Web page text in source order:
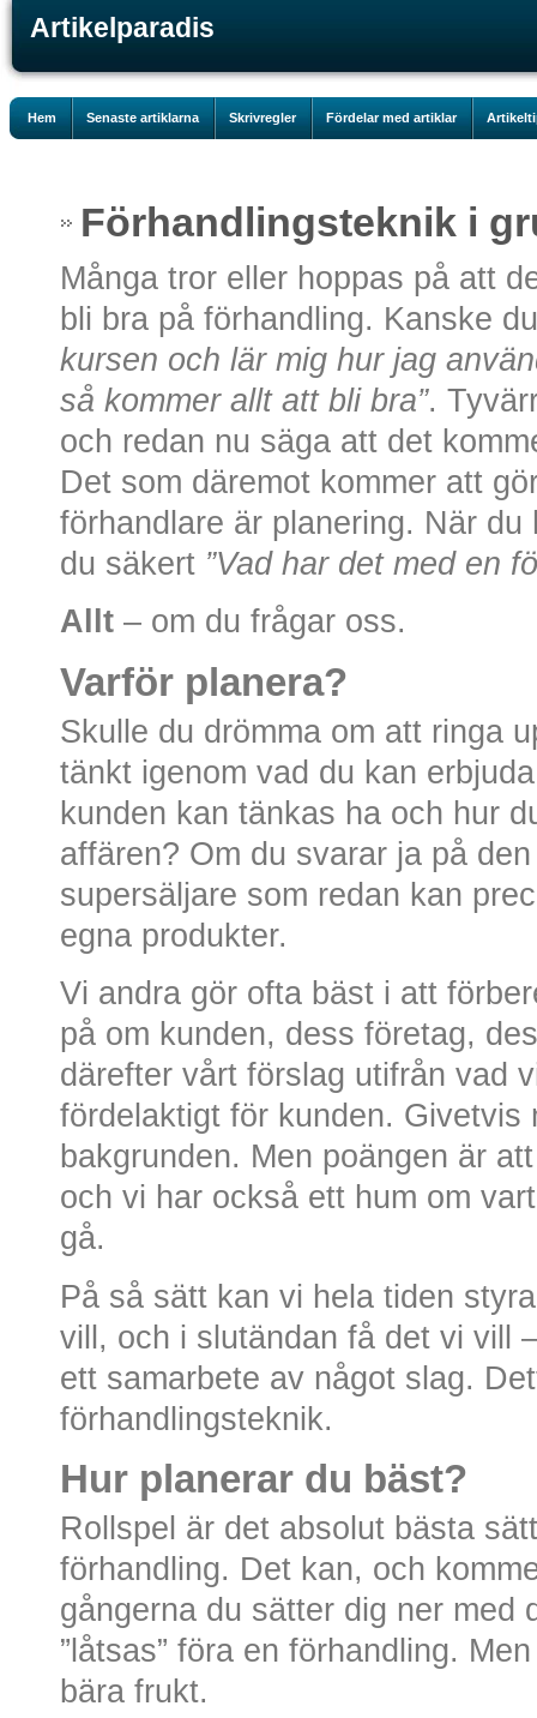
Artikelparadis
Hem Senaste artiklarna Skrivregler Fördelar med artiklar
Förhandlingsteknik i
Många tror eller hoppas på att
bli bra på förhandling. Kanske
kursen och lär mig hur jag
så kommer allt att bli bra”.
och redan nu säga att det
Det som däremot kommer att
förhandlare är planering. När
du säkert ”Vad har det med en
Allt – om du frågar oss.
Varför planera?
Skulle du drömma om att ringa
tänkt igenom vad du kan
kunden kan tänkas ha och hur
affären? Om du svarar ja på
supersäljare som redan kan
egna produkter.
Vi andra gör ofta bäst i att
på om kunden, dess företag,
därefter vårt förslag utifrån vad
fördelaktigt för kunden. Givetvis
bakgrunden. Men poängen är
och vi har också ett hum om
gå.
På så sätt kan vi hela tiden
vill, och i slutändan få det vi vill
ett samarbete av något slag.
förhandlingsteknik.
Hur planerar du bäst?
Rollspel är det absolut bästa
förhandling. Det kan, och
gångerna du sätter dig ner med
”låtsas” föra en förhandling.
bära frukt.